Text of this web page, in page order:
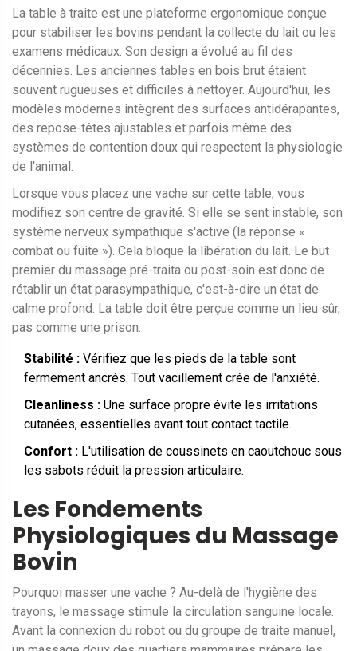
La table à traite est une plateforme ergonomique conçue
pour stabiliser les bovins pendant la collecte du lait ou les
examens médicaux. Son design a évolué au fil des
décennies. Les anciennes tables en bois brut étaient
souvent rugueuses et difficiles à nettoyer. Aujourd'hui, les
modèles modernes intègrent des surfaces antidérapantes,
des repose-têtes ajustables et parfois même des
systèmes de contention doux qui respectent la physiologie
de l'animal.
Lorsque vous placez une vache sur cette table, vous
modifiez son centre de gravité. Si elle se sent instable, son
système nerveux sympathique s'active (la réponse «
combat ou fuite »). Cela bloque la libération du lait. Le but
premier du massage pré-traita ou post-soin est donc de
rétablir un état parasympathique, c'est-à-dire un état de
calme profond. La table doit être perçue comme un lieu sûr,
pas comme une prison.
Stabilité : Vérifiez que les pieds de la table sont
fermement ancrés. Tout vacillement crée de l'anxiété.
Cleanliness : Une surface propre évite les irritations
cutanées, essentielles avant tout contact tactile.
Confort : L'utilisation de coussinets en caoutchouc sous
les sabots réduit la pression articulaire.
Les Fondements
Physiologiques du Massage
Bovin
Pourquoi masser une vache ? Au-delà de l'hygiène des
trayons, le massage stimule la circulation sanguine locale.
Avant la connexion du robot ou du groupe de traite manuel,